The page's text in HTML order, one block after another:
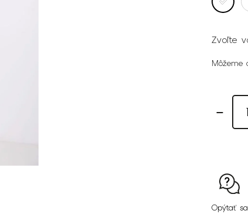
Zvoľte
Môžeme
Opýtať sa